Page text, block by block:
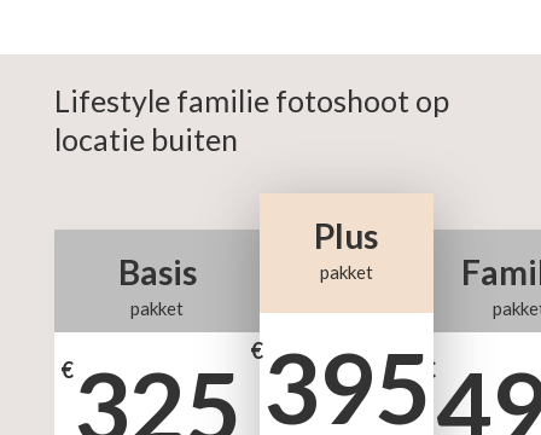
Lifestyle familie fotoshoot op
locatie buiten
Basis
pakket
€325
Plus
pakket
€395€